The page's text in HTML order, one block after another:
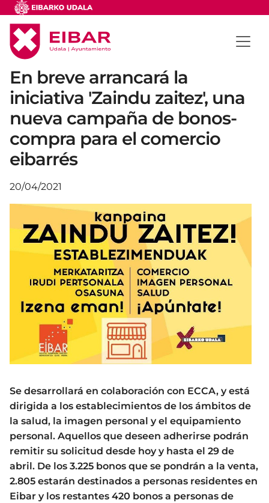
En breve arrancará la
iniciativa 'Zaindu zaitez', una
nueva campaña de bonos-
compra para el comercio
eibarrés
20/04/2021
Se desarrollará en colaboración con ECCA, y está
dirigida a los establecimientos de los ámbitos de
la salud, la imagen personal y el equipamiento
personal. Aquellos que deseen adherirse podrán
remitir su solicitud desde hoy y hasta el 29 de
abril. De los 3.225 bonos que se pondrán a la venta,
2.805 estarán destinados a personas residentes en
Eibar y los restantes 420 bonos a personas de